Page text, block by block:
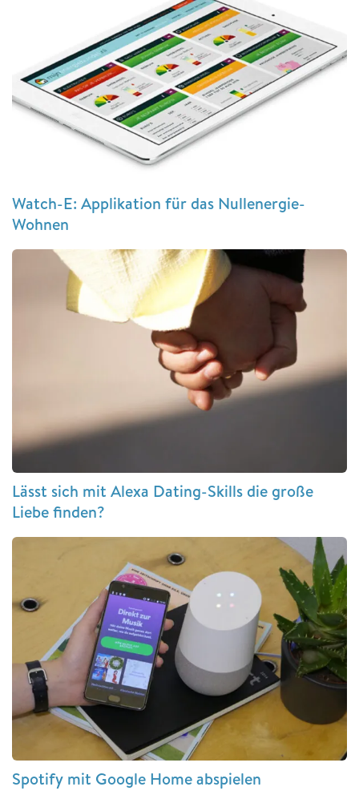
Watch-E: Applikation für das Nullenergie-
Wohnen
Lässt sich mit Alexa Dating-Skills die große
Liebe finden?
Spotify mit Google Home abspielen